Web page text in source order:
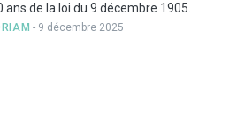
de la loi du 9 décembre 1905.
- 9 décembre 2025